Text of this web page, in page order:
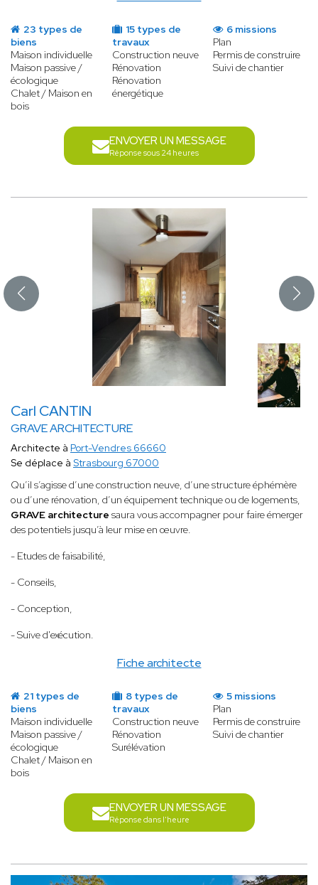
23 types de
biens
Maison individuelle
Maison passive /
écologique
Chalet / Maison en
bois
15 types de
travaux
Construction neuve
Rénovation
Rénovation
énergétique
6 missions
Plan
Permis de construire
Suivi de chantier
ENVOYER UN MESSAGE
Réponse sous 24 heures
Carl CANTIN
GRAVE ARCHITECTURE
Fiche architecte
Architecte à Port-Vendres 66660
Se déplace à Strasbourg 67000
Qu’il s’agisse d’une construction neuve, d’une structure éphémère
ou d’une rénovation, d’un équipement technique ou de logements,
GRAVE architecture saura vous accompagner pour faire émerger
des potentiels jusqu’à leur mise en œuvre.
- Etudes de faisabilité,
- Conseils,
- Conception,
- Suive d'exécution.
21 types de
biens
Maison individuelle
Maison passive /
écologique
Chalet / Maison en
bois
8 types de
travaux
Construction neuve
Rénovation
Surélévation
5 missions
Plan
Permis de construire
Suivi de chantier
ENVOYER UN MESSAGE
Réponse dans l'heure